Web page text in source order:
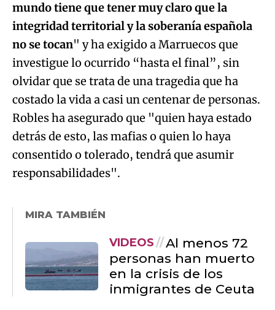
mundo tiene que tener muy claro que la
integridad territorial y la soberanía española
no se tocan" y ha exigido a Marruecos que
investigue lo ocurrido “hasta el final”, sin
olvidar que se trata de una tragedia que ha
costado la vida a casi un centenar de personas.
Robles ha asegurado que "quien haya estado
detrás de esto, las mafias o quien lo haya
consentido o tolerado, tendrá que asumir
responsabilidades".
MIRA TAMBIÉN
VIDEOS
Al menos 72
personas han muerto
en la crisis de los
inmigrantes de Ceuta